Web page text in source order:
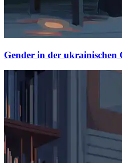
Gender in der ukrainischen